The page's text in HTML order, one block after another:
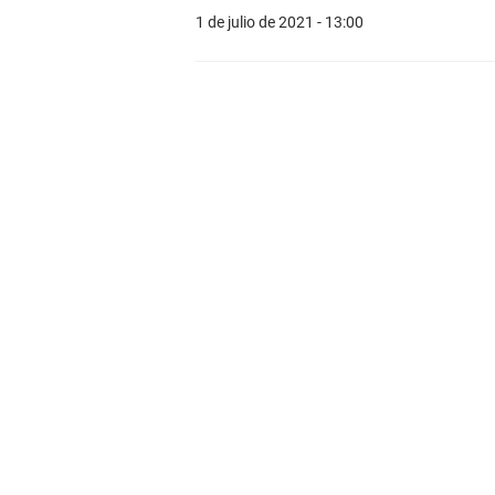
1 de julio de 2021 - 13:00